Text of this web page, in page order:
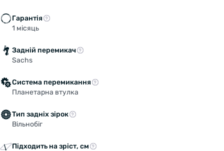
Гарантія
1 місяць
Задній перемикач
Sachs
Система перемикання
Планетарна втулка
Тип задніх зірок
Вільнобіг
Підходить на зріст, см